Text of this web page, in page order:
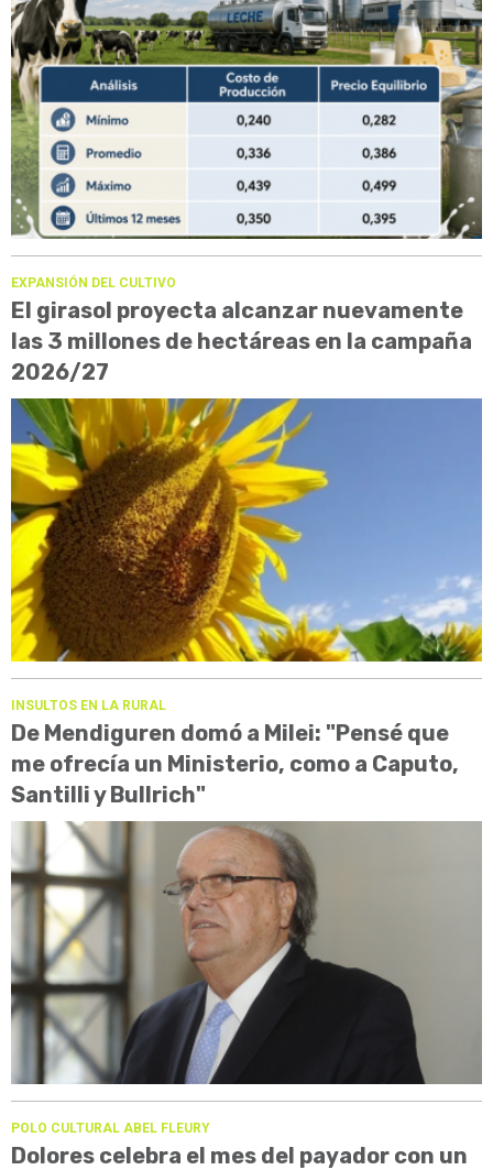
EXPANSIÓN DEL CULTIVO
El girasol proyecta alcanzar nuevamente
las 3 millones de hectáreas en la campaña
2026/27
INSULTOS EN LA RURAL
De Mendiguren domó a Milei: "Pensé que
me ofrecía un Ministerio, como a Caputo,
Santilli y Bullrich"
POLO CULTURAL ABEL FLEURY
Dolores celebra el mes del payador con un